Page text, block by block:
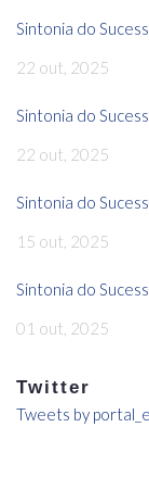
Sintonia do
22 out, 2025
Sintonia do
22 out, 2025
Sintonia do
15 out, 2025
Sintonia do
01 out, 2025
Twitter
Tweets by